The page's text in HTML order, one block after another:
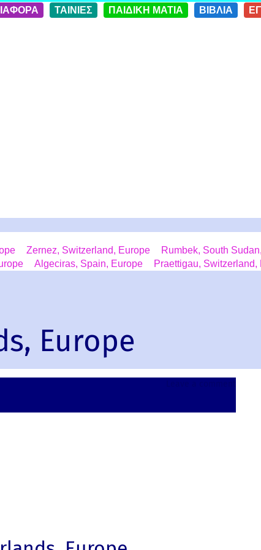
ΤΑΙΝΙΕΣ ΠΑΙΔΙΚΗ ΜΑΤΙΑ ΒΙΒΛΙΑ
Zernez, Switzerland, Europe Rumbek, South
Algeciras, Spain, Europe Praettigau, Switzerland,
Europe